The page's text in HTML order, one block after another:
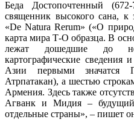
Беда Достопочтенный
священник высокого сана, к
«De Natura Rerum» («О
карта мира Т-О образца. В
лежат дошедшие до
картографические сведения
Азии первыми
Атрпатакан), а шестью
Армения. Здесь также
Агванк и Мидия –
отдельные страны», – пишет